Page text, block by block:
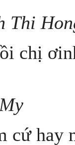
Thi
chị
cứ hay